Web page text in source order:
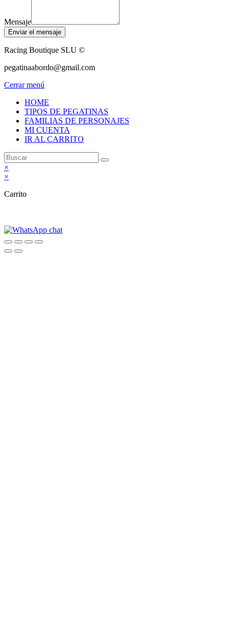
Mensaje
Enviar el mensaje
Racing Boutique SLU ©
pegatinaabordo@gmail.com
Cerrar menú
HOME
TIPOS DE PEGATINAS
FAMILIAS DE PERSONAJES
MI CUENTA
IR AL CARRITO
×
×
Carrito